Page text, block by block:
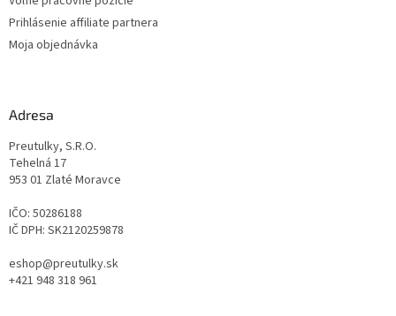
Prihlásenie affiliate partnera
Moja objednávka
Adresa
Preutulky, S.R.O.
Tehelná 17
953 01 Zlaté Moravce
IČO: 50286188
IČ DPH: SK2120259878
eshop@preutulky.sk
+421 948 318 961